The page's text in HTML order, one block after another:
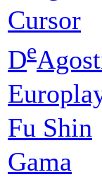
Cursor
De
Fu Shin
Gama